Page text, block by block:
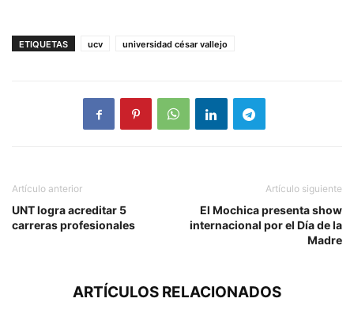
ETIQUETAS ucv universidad césar vallejo
Artículo anterior
UNT logra acreditar 5
carreras profesionales
Artículo siguiente
El Mochica presenta show
internacional por el Día de la
Madre
ARTÍCULOS RELACIONADOS